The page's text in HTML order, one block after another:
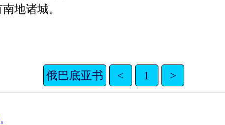
地诸城。
俄巴底亚书
< 1 >